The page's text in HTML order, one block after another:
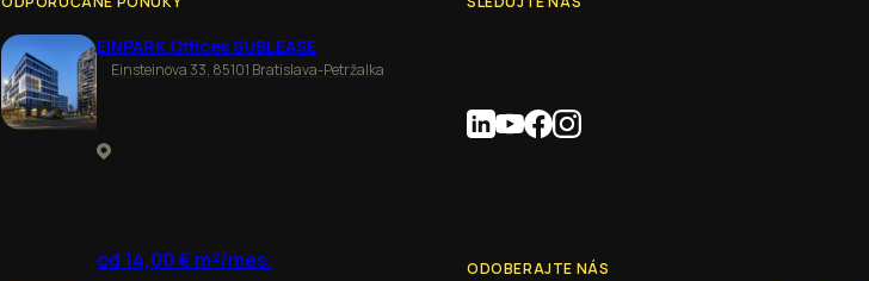
EINPARK Offices SUBLEASE
Einsteinova 33, 85101 Bratislava-Petržalka
od 14,00 € m²/mes. ODOBERAJTE NÁS